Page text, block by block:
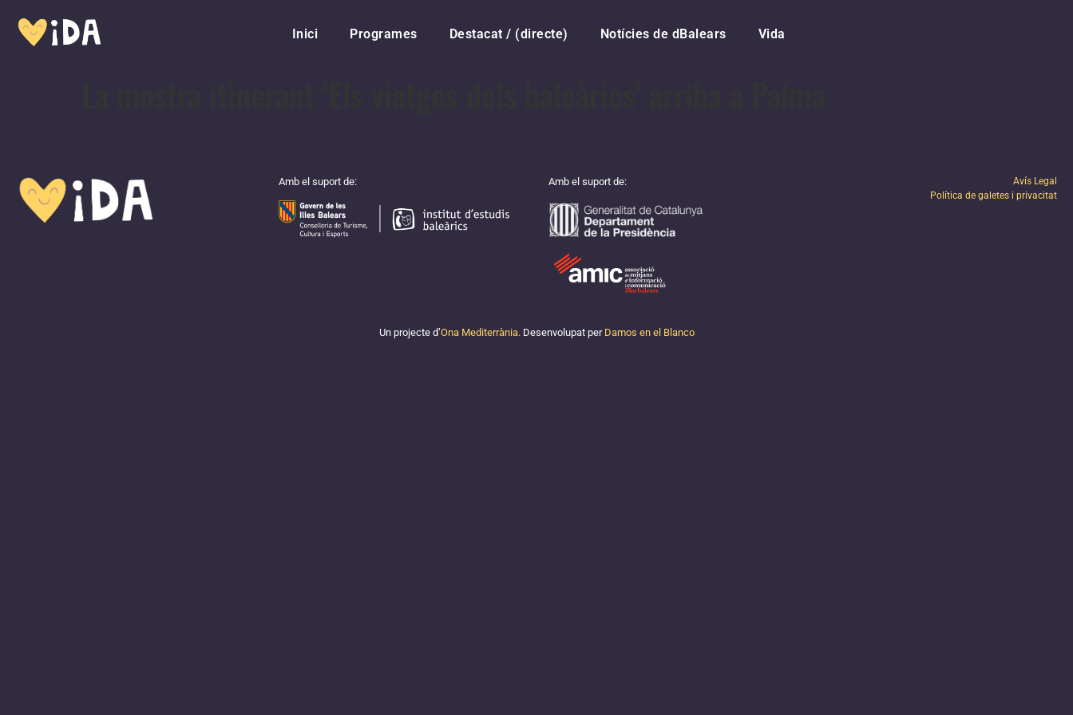
Inici Programes Destacat / (directe) Notícies de dBalears Vida
Amb el suport de: Amb el suport de:
Avís Legal
Política de galetes i privacitat
Un projecte d’Ona Mediterrània.Desenvolupat per Damos en el Blanco